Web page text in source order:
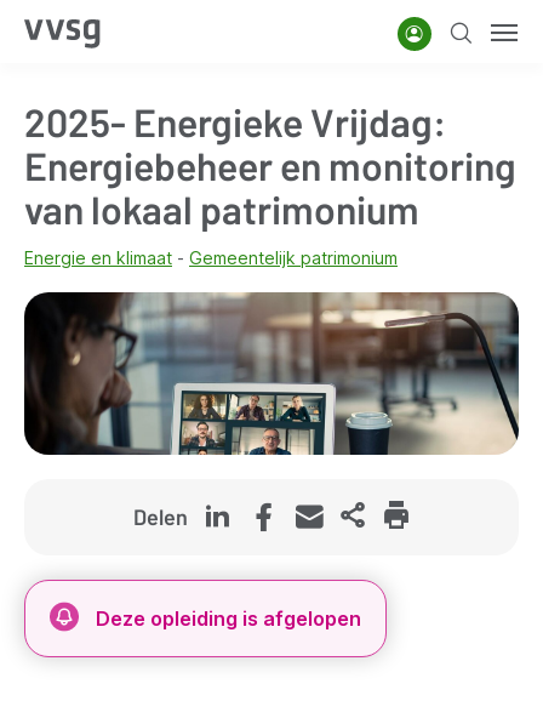
Overslaan
inhoud
gaan
AccountZoeken
2025- Energieke Vrijdag:
Energiebeheer en monitoring
van lokaal patrimonium
Energie en klimaat Gemeentelijk patrimonium
Delen
Deze opleiding is afgelopen